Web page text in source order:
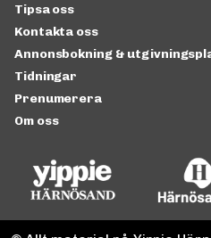
Tipsa oss
Kontakta oss
Annonsbokning &
Tidningar
Prenumerera
Om oss